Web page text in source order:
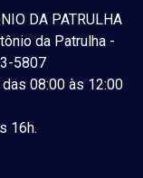
DA PATRULHA
da Patrulha -
5807
08:00 às 12:00
16h.